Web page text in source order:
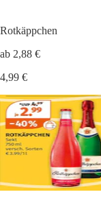
Rotkäppchen
ab 2,88 €
4,99 €